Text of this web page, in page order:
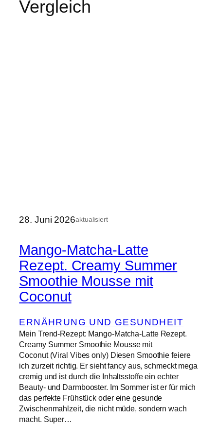
Vergleich
28. Juni 2026aktualisiert
Mango-Matcha-Latte
Rezept. Creamy Summer
Smoothie Mousse mit
Coconut
ERNÄHRUNG UND GESUNDHEIT
Mein Trend-Rezept: Mango-Matcha-Latte Rezept.
Creamy Summer Smoothie Mousse mit
Coconut (Viral Vibes only) Diesen Smoothie feiere
ich zurzeit richtig. Er sieht fancy aus, schmeckt mega
cremig und ist durch die Inhaltsstoffe ein echter
Beauty- und Darmbooster. Im Sommer ist er für mich
das perfekte Frühstück oder eine gesunde
Zwischenmahlzeit, die nicht müde, sondern wach
macht. Super…